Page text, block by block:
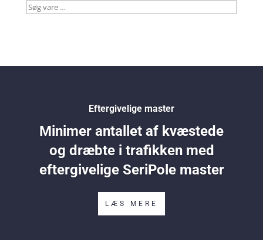
Søg
Eftergivelige master
Minimer antallet af kvæstede
og dræbte i trafikken med
eftergivelige SeriPole master
LÆS MERE